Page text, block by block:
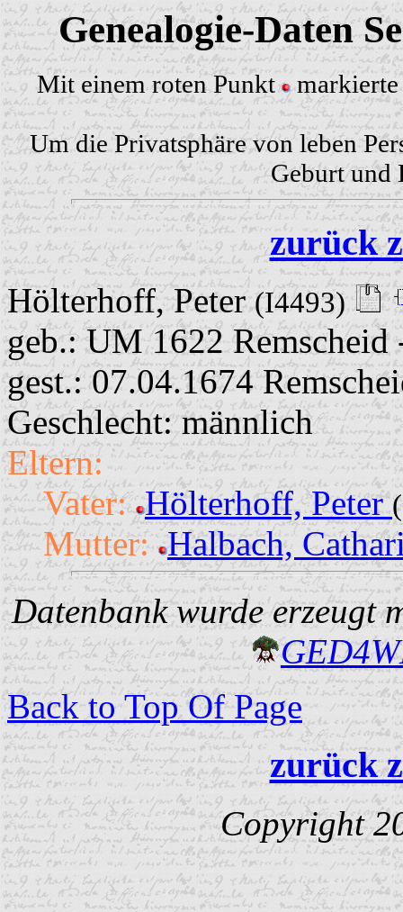
Genealogie-Daten
Mit einem roten Punkt markierte
Um die Privatsphäre von leben
Geburt und
zurück
Hölterhoff, Peter(I4493)
geb.: UM 1622 Remscheid
gest.: 07.04.1674
Geschlecht: männlich
Eltern:
Vater: Hölterhoff, Peter
Mutter: Halbach,
Datenbank wurde erzeugt
Back to Top Of Page
zurück
Copyright